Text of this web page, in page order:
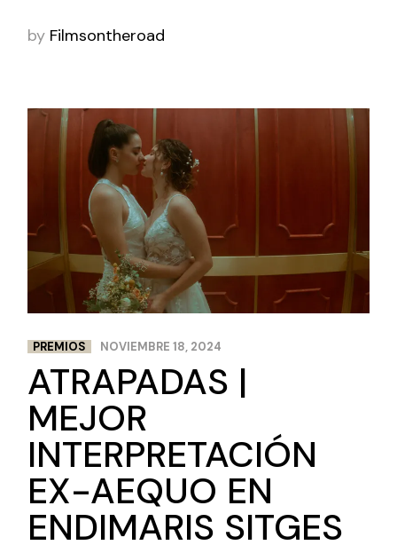
by Filmsontheroad
PREMIOS NOVIEMBRE 18, 2024
ATRAPADAS |
MEJOR
INTERPRETACIÓN
EX-AEQUO EN
ENDIMARIS SITGES